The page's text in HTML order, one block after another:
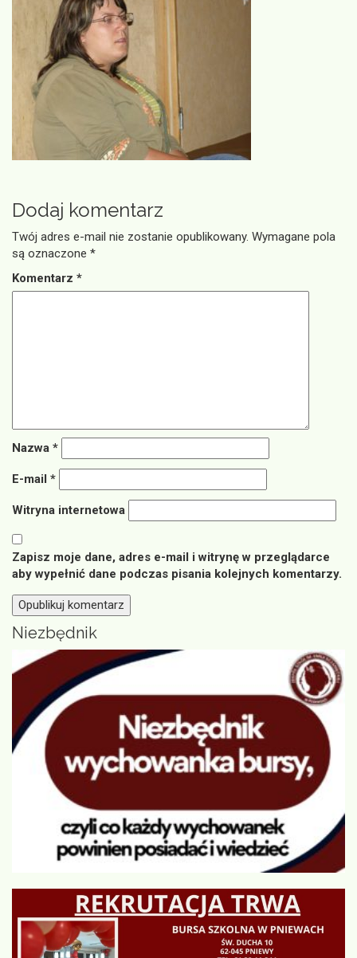
Dodaj komentarz
Twój adres e-mail nie zostanie opublikowany. Wymagane pola
są oznaczone *
Komentarz *
Nazwa *
E-mail *
Witryna internetowa
Zapisz moje dane, adres e-mail i witrynę w przeglądarce
aby wypełnić dane podczas pisania kolejnych komentarzy.
Niezbędnik